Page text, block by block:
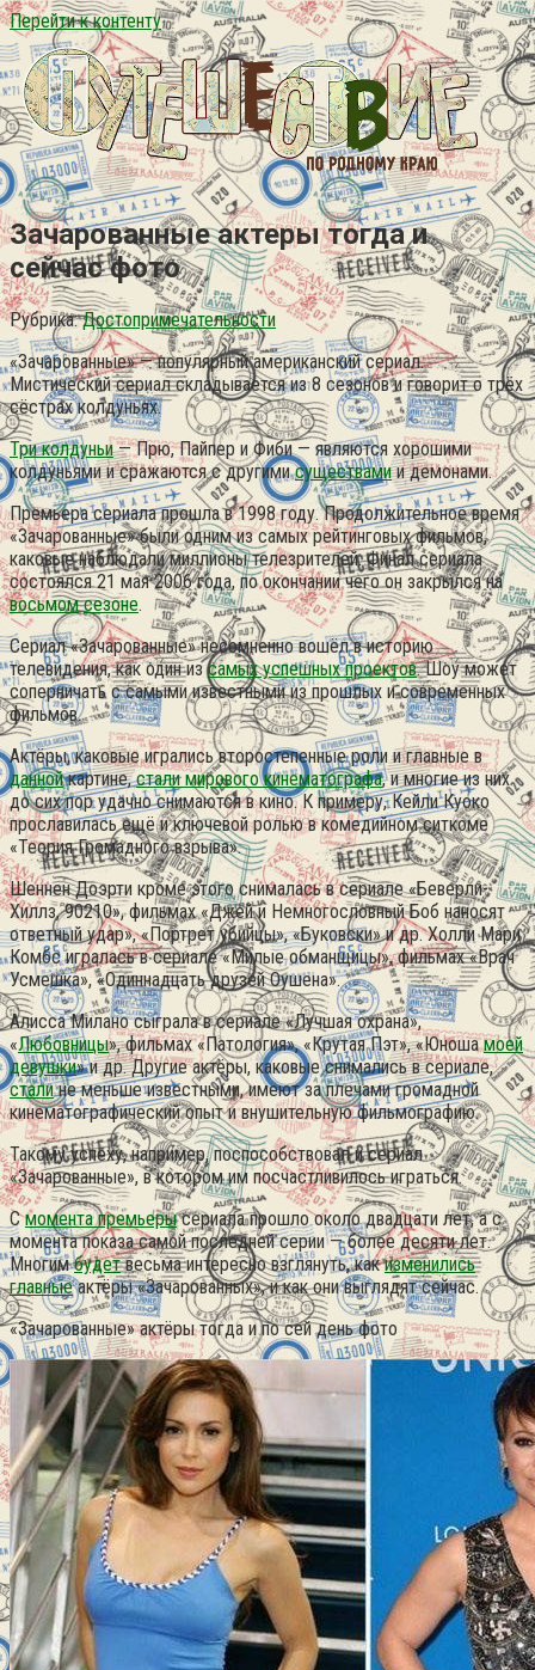
Перейти к контенту
Зачарованные актеры тогда и
сейчас фото
Рубрика: Достопримечательности
«Зачарованные» — популярный американский сериал.
Мистический сериал складывается из 8 сезонов и говорит о трёх
сёстрах колдуньях.
Три колдуньи— Прю, Пайпер и Фиби — являются хорошими
колдуньями и сражаются с другимисуществамии демонами.
Премьера сериала прошла в 1998 году. Продолжительное время
«Зачарованные» были одним из самых рейтинговых фильмов,
каковые наблюдали миллионы телезрителей. Финал сериала
состоялся 21 мая 2006 года, по окончании чего он закрылся на
восьмом сезоне.
Сериал «Зачарованные» несомненно вошёл в историю
телевидения, как один изсамых успешных проектов.Шоу может
соперничать с самыми известными из прошлых и современных
фильмов.
Актёры, каковые игрались второстепенные роли и главные в
даннойкартине,стали мирового кинематографа, и многие из них
до сих пор удачно снимаются в кино. К примеру, Кейли Куоко
прославилась ещё и ключевой ролью в комедийном ситкоме
«Теория Громадного взрыва».
Шеннен Доэрти кроме этого снималась в сериале «Беверли-
Хиллз, 90210», фильмах «Джей и Немногословный Боб наносят
ответный удар», «Портрет убийцы», «Буковски» и др. Холли Мари
Комбс игралась в сериале «Милые обманщицы», фильмах «Врач
Усмешка», «Одиннадцать друзей Оушена».
Алисса Милано сыграла в сериале «Лучшая охрана»,
«Любовницы», фильмах «Патология», «Крутая Пэт», «Юношамоей
девушки» и др. Другие актёры, каковые снимались в сериале,
сталине меньше известными, имеют за плечами громадной
кинематографический опыт и внушительную фильмографию.
Такому успеху, например, поспособствовал и сериал
«Зачарованные», в котором им посчастливилось играться.
Смомента премьерысериала прошло около двадцати лет, а с
момента показа самой последней серии — более десяти лет.
Многимбудетвесьма интересно взглянуть, какизменились
главныеактёры «Зачарованных», и как они выглядят сейчас.
«Зачарованные» актёры тогда и по сей день фото